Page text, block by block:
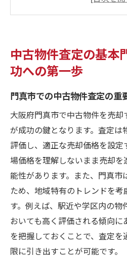
査定を成功させるた
査定結果の見方とそ
売却プロセスの第一
構え
件売却戦略
最新の市場動向を把
門真市における売却
競争力を高めるため
地域特性を活かした
購入希望者のニーズ
効果的なマーケティ
中古物件査定で忘れては
市の特性を考慮
中古物件査定の基本
功への第一歩
門真市での中古物件査定の重
大阪府門真市で中古物件を売
が成功の鍵となります。査定は
評価し、適正な売却価格を設
場価格を理解しないまま売却
能性があります。また、門真市
ため、地域特有のトレンドを
す。例えば、駅近や学区内の物
おいても高く評価される傾向に
を把握しておくことで、査定
限に引き出すことが可能です。